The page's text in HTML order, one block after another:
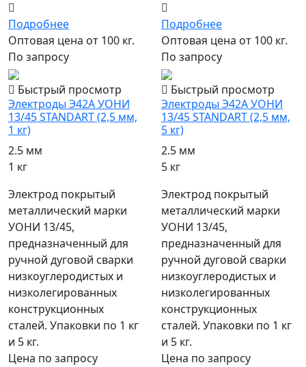
Подробнее
Оптовая цена от 100 кг.
По запросу
Подробнее
Оптовая цена от 100 кг.
По запросу
Быстрый просмотр
Электроды Э42А УОНИ
13/45 STANDART (2,5 мм,
1 кг)
2.5 мм
1 кг
Электрод покрытый
металлический марки
УОНИ 13/45,
предназначенный для
ручной дуговой сварки
низкоуглеродистых и
низколегированных
конструкционных
сталей. Упаковки по 1 кг
и 5 кг.
Цена по запросу
Быстрый просмотр
Электроды Э42А УОНИ
13/45 STANDART (2,5 мм,
5 кг)
2.5 мм
5 кг
Электрод покрытый
металлический марки
УОНИ 13/45,
предназначенный для
ручной дуговой сварки
низкоуглеродистых и
низколегированных
конструкционных
сталей. Упаковки по 1 кг
и 5 кг.
Цена по запросу